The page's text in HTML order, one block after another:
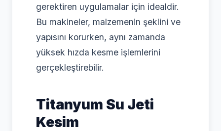
gerektiren uygulamalar için idealdir.
Bu makineler, malzemenin şeklini ve
yapısını korurken, aynı zamanda
yüksek hızda kesme işlemlerini
gerçekleştirebilir.
Titanyum Su Jeti
Kesim